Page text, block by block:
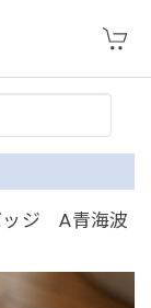
ッジ A青海波